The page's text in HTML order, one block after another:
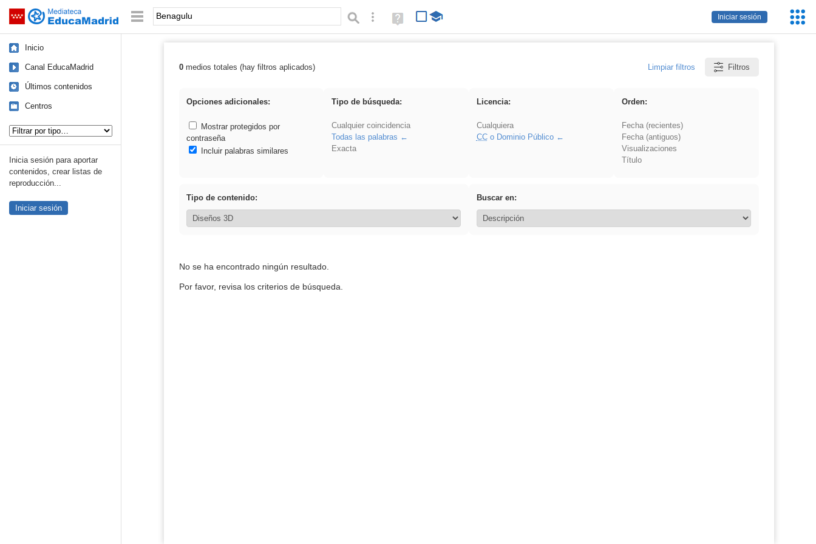
Saltar navegación
Iniciar sesión
Palabra o frase: Búsqueda avanzada
Ayuda
(en
Inicio
Canal EducaMadrid
Últimos contenidos
Centros
Inicia sesión para aportar
contenidos, crear listas de
reproducción...
Iniciar sesión
Resultados de: Benagulu
0medios totales (hay filtros aplicados) Limpiar filtros Filtros
Opciones adicionales:
Mostrar protegidos por
contraseña
Incluir palabras similares
Tipo de búsqueda:
Cualquier coincidencia
Todas las palabras
Exacta
Licencia:
Cualquiera
CCo Dominio Público
Orden:
Fecha (recientes)
Fecha (antiguos)
Visualizaciones
Título
Tipo de contenido: Buscar en:
No se ha encontrado ningún resultado.
Por favor, revisa los criterios de búsqueda.